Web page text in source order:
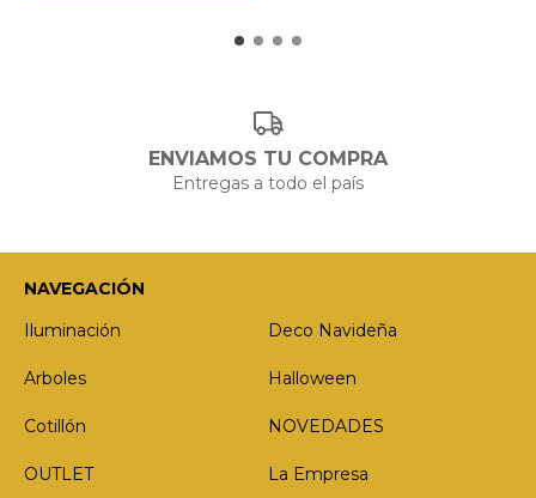
ENVIAMOS TU COMPRA
Entregas a todo el país
NAVEGACIÓN
Iluminación
Deco Navideña
Arboles Halloween
Cotillón NOVEDADES
OUTLET La Empresa